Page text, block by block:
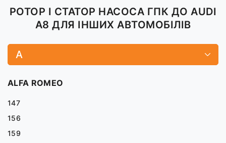
РОТОР І СТАТОР НАСОСА ГПК ДО AUDI
A8 ДЛЯ ІНШИХ АВТОМОБІЛІВ
A
ALFA ROMEO
147
156
159